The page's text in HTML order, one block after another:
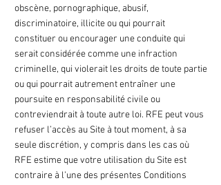
obscène, pornographique, abusif,
discriminatoire, illicite ou qui pourrait
constituer ou encourager une conduite qui
serait considérée comme une infraction
criminelle, qui violerait les droits de toute partie
ou qui pourrait autrement entraîner une
poursuite en responsabilité civile ou
contreviendrait à toute autre loi. RFE peut vous
refuser l’accès au Site à tout moment, à sa
seule discrétion, y compris dans les cas où
RFE estime que votre utilisation du Site est
contraire à l’une des présentes Conditions